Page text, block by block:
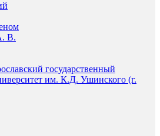
В.
государственный
им. К.Д. Ушинского (г.